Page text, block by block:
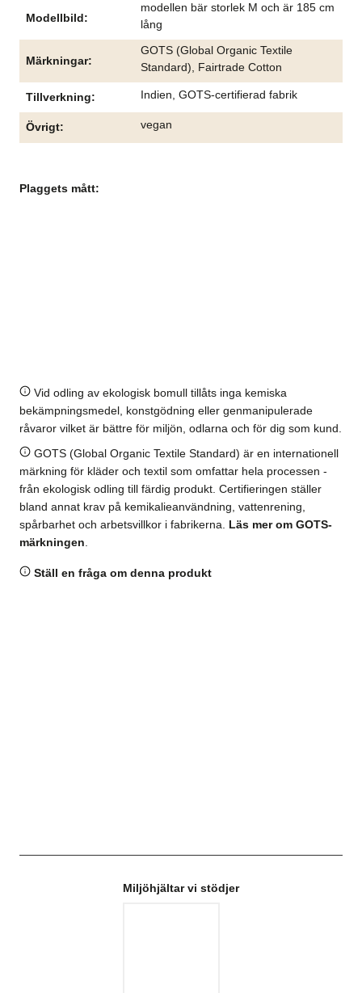
Modellbild
modellen bär storlek M och är 185 cm
lång
Märkningar
GOTS (Global Organic Textile
Standard), Fairtrade Cotton
Tillverkning Indien, GOTS-certifierad fabrik
Övrigt vegan
Plaggets mått:
Vid odling av ekologisk bomull tillåts inga kemiska
bekämpningsmedel, konstgödning eller genmanipulerade
råvaror vilket är bättre för miljön, odlarna och för dig som kund.
GOTS (Global Organic Textile Standard) är en internationell
märkning för kläder och textil som omfattar hela processen -
från ekologisk odling till färdig produkt. Certifieringen ställer
bland annat krav på kemikalieanvändning, vattenrening,
spårbarhet och arbetsvillkor i fabrikerna. Läs mer om GOTS-
märkningen
Ställ en fråga om denna produkt
Miljöhjältar vi stödjer